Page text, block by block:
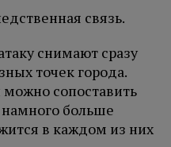
связь.
снимают сразу
точек города.
сопоставить
больше
в каждом из них